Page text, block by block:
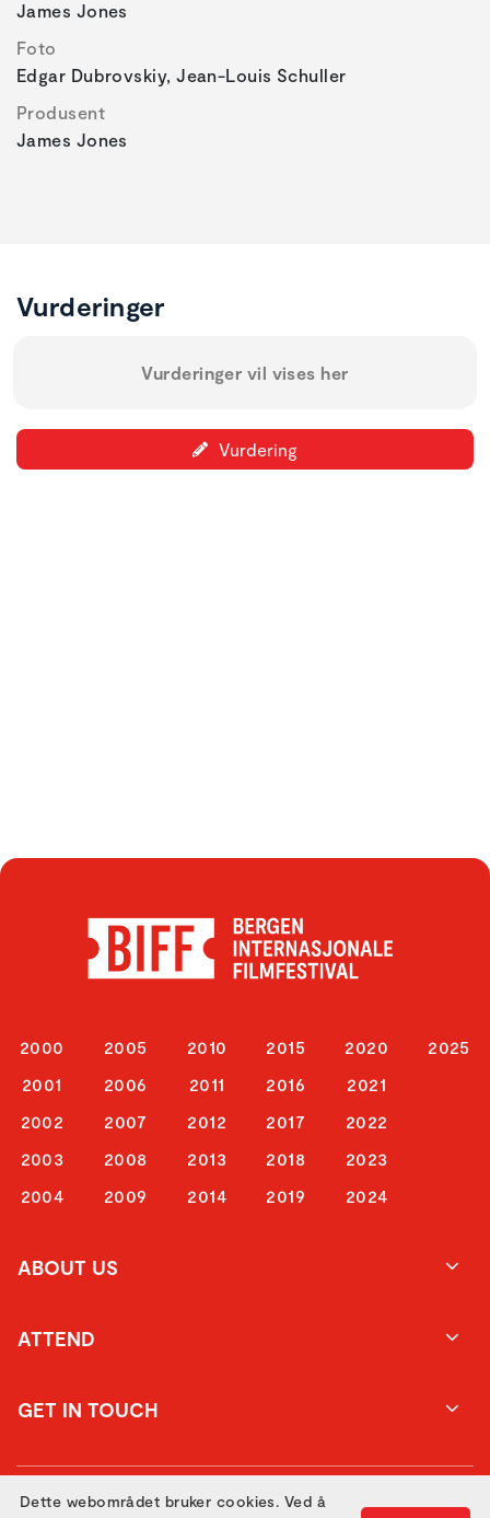
James Jones
Foto
Edgar Dubrovskiy, Jean-Louis Schuller
Produsent
James Jones
Vurderinger
Vurderinger vil vises her
Vurdering
2000
2001
2002
2003
2004
2005
2006
2007
2008
2009
2010
2011
2012
2013
2014
2015
2016
2017
2018
2019
2020
2021
2022
2023
2024
2025
ABOUT US
ATTEND
GET IN TOUCH
Dette webområdet bruker cookies. Ved å